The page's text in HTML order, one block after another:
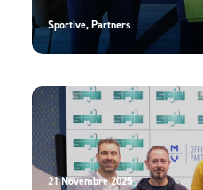
Sportive,Partners
21 Novembre 2025